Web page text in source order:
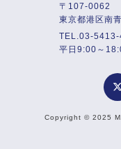
〒107-0062
東京都港区南
TEL.03-5413-
平日9:00～
Copyright © 2025